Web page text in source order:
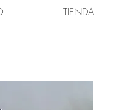
TIENDA